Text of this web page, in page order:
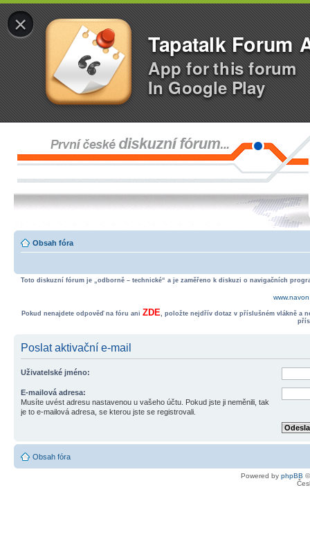
×
Tapatalk Forum
App for this forum
In Google Play
Obsah fóra
Toto diskuzní fórum je „odborně – technické“ a je zaměřeno k diskuzi o navigačních
Pokud nenajdete odpověď na fóru ani ZDE, položte nejdřív dotaz v příslušném vlákně a
Poslat aktivační e-mail
Uživatelské jméno:
E-mailová adresa:
Musíte uvést adresu nastavenou u vašeho účtu. Pokud jste ji neměnili, tak
je to e-mailová adresa, se kterou jste se registrovali.
Obsah fóra
Powered by phpBB